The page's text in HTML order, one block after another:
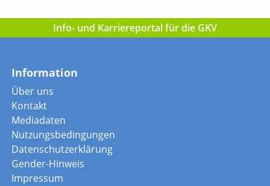
Info- und Karriereportal für die GKV
Information
Über uns
Kontakt
Mediadaten
Nutzungsbedingungen
Datenschutzerklärung
Gender-Hinweis
Impressum